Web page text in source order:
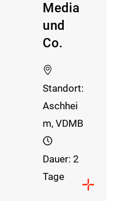
Media
und
Co.
Standort:
Aschhei
m, VDMB
Dauer: 2
Tage